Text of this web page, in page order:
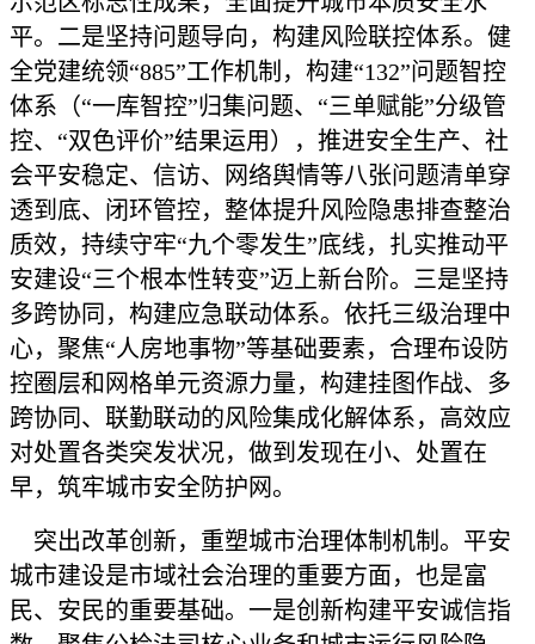
平。二是坚持问题导向，构建风险联控体系。健
全党建统领“885”工作机制，构建“132”问题智控
体系（“一库智控”归集问题、“三单赋能”分级管
控、“双色评价”结果运用），推进安全生产、社
会平安稳定、信访、网络舆情等八张问题清单穿
透到底、闭环管控，整体提升风险隐患排查整治
质效，持续守牢“九个零发生”底线，扎实推动平
安建设“三个根本性转变”迈上新台阶。三是坚持
多跨协同，构建应急联动体系。依托三级治理中
心，聚焦“人房地事物”等基础要素，合理布设防
控圈层和网格单元资源力量，构建挂图作战、多
跨协同、联勤联动的风险集成化解体系，高效应
对处置各类突发状况，做到发现在小、处置在
早，筑牢城市安全防护网。
突出改革创新，重塑城市治理体制机制。平安
城市建设是市域社会治理的重要方面，也是富
民、安民的重要基础。一是创新构建平安诚信指